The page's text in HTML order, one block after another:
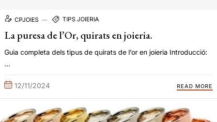
CPJOIES TIPS JOIERIA
La puresa de l’Or, quirats en joieria.
Guia completa dels tipus de quirats de l’or en joieria Introducció:
...
12/11/2024 READ MORE